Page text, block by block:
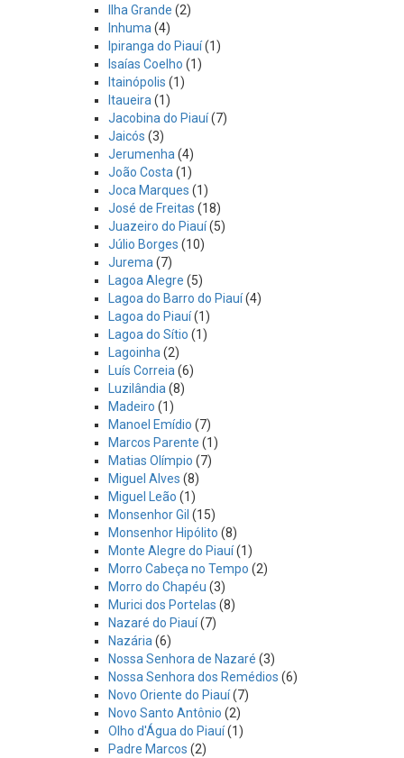
Ilha Grande (2)
Inhuma (4)
Ipiranga do Piauí(1)
Isaías Coelho (1)
Itainópolis (1)
Itaueira (1)
Jacobina do Piauí(7)
Jaicós (3)
Jerumenha (4)
João Costa (1)
Joca Marques (1)
José de Freitas (18)
Juazeiro do Piauí(5)
Júlio Borges (10)
Jurema (7)
Lagoa Alegre (5)
Lagoa do Barro do Piauí(4)
Lagoa do Piauí(1)
Lagoa do Sítio (1)
Lagoinha (2)
Luís Correia (6)
Luzilândia (8)
Madeiro (1)
Manoel Emídio (7)
Marcos Parente (1)
Matias Olímpio (7)
Miguel Alves (8)
Miguel Leão (1)
Monsenhor Gil (15)
Monsenhor Hipólito (8)
Monte Alegre do Piauí(1)
Morro Cabeça no Tempo (2)
Morro do Chapéu (3)
Murici dos Portelas (8)
Nazaré do Piauí(7)
Nazária (6)
Nossa Senhora de Nazaré (3)
Nossa Senhora dos Remédios (6)
Novo Oriente do Piauí(7)
Novo Santo Antônio (2)
Olho d'Água do Piauí(1)
Padre Marcos (2)